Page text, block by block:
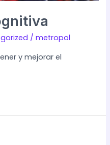
/metropol
y mejorar el